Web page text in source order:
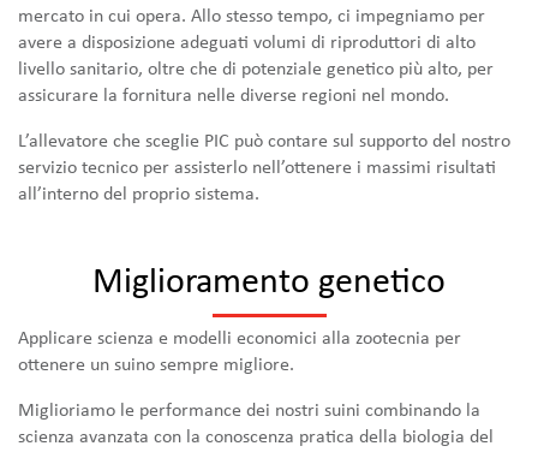
mercato in cui opera. Allo stesso tempo, ci impegniamo per
avere a disposizione adeguati volumi di riproduttori di alto
livello sanitario, oltre che di potenziale genetico più alto, per
assicurare la fornitura nelle diverse regioni nel mondo.
L’allevatore che sceglie PIC può contare sul supporto del nostro
servizio tecnico per assisterlo nell’ottenere i massimi risultati
all’interno del proprio sistema.
Miglioramento genetico
Applicare scienza e modelli economici alla zootecnia per
ottenere un suino sempre migliore.
Miglioriamo le performance dei nostri suini combinando la
scienza avanzata con la conoscenza pratica della biologia del